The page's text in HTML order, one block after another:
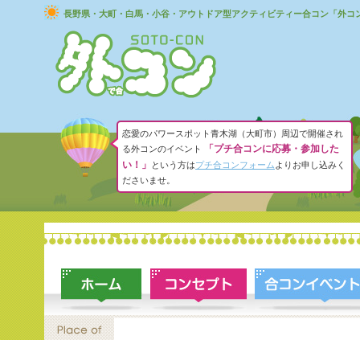
長野県・大町・白馬・小谷・アウトドア型アクティビティー合コン「外コ
恋愛のパワースポット青木湖（大町市）周辺で開催され
る外コンのイベント
「プチ合コンに応募・参加した
い！」
という方はプチ合コンフォーム よりお申し込みく
ださいませ。